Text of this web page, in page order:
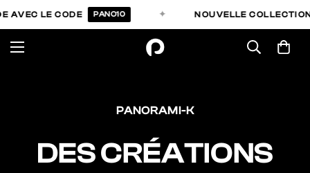
LE CODE PANO10 NOUVELLE COLLECTION "
PANORAMI-K
DES CRÉATIONS